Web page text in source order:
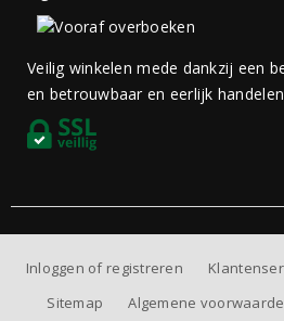
Veilig winkelen mede dankzij een
en betrouwbaar en eerlijk
Inloggen of registreren
Sitemap
Algemene